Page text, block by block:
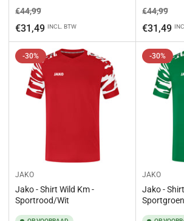
Normale
prijs
€44,99Aanbiedingsprijs
€31,49 INCL. BTW
Normale
prijs
€44,99
€31,49
-30%
JAKO
Jako - Shirt Wild Km -
Sportrood/Wit
-30%
JAKO
Jako -